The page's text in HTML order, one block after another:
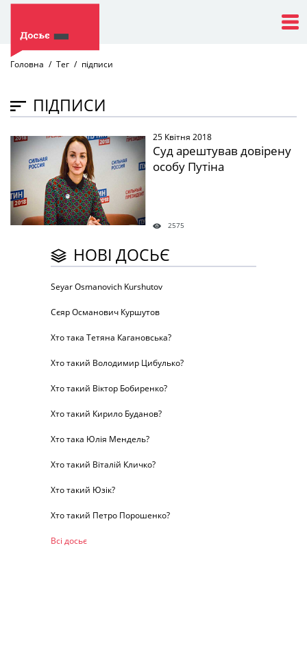
Головна Тег підписи
ПІДПИСИ
" /> 25 Квітня 2018
Суд арештував довірену
особу Путіна
2575
НОВІ ДОСЬЄ
Seyar Osmanovich Kurshutov
Сєяр Османович Куршутов
Хто така Тетяна Кагановська?
Хто такий Володимир Цибулько?
Хто такий Віктор Бобиренко?
Хто такий Кирило Буданов?
Хто така Юлія Мендель?
Хто такий Віталій Кличко?
Хто такий Юзік?
Хто такий Петро Порошенко?
Всі досьє